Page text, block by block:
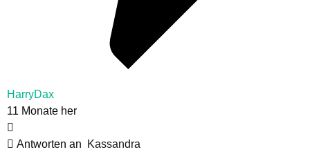
HarryDax
11 Monate her
Antworten an
Kassandra